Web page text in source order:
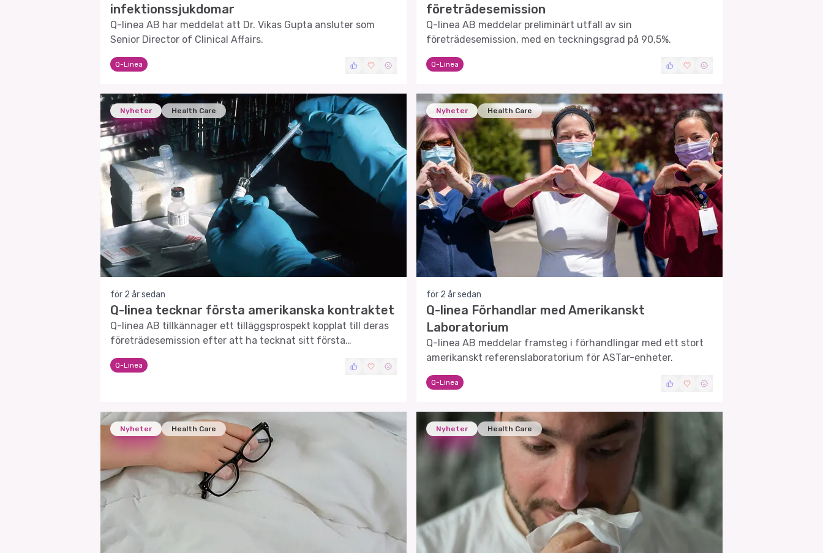
infektionssjukdomar
Q-linea AB har meddelat att Dr. Vikas Gupta ansluter som
Senior Director of Clinical Affairs.
Q-Linea
företrädesemission
Q-linea AB meddelar preliminärt utfall av sin
företrädesemission, med en teckningsgrad på 90,5%.
Q-Linea
Nyheter Health Care
för 2 år sedan
Q-linea tecknar första amerikanska kontraktet
Q-linea AB tillkännager ett tilläggsprospekt kopplat till deras
företrädesemission efter att ha tecknat sitt första
amerikanska kommersiella kontrakt för ASTar®-systemet.
Q-Linea
Nyheter Health Care
för 2 år sedan
Q-linea Förhandlar med Amerikanskt
Laboratorium
Q-linea AB meddelar framsteg i förhandlingar med ett stort
amerikanskt referenslaboratorium för ASTar-enheter.
Q-Linea
Nyheter Health Care Nyheter Health Care